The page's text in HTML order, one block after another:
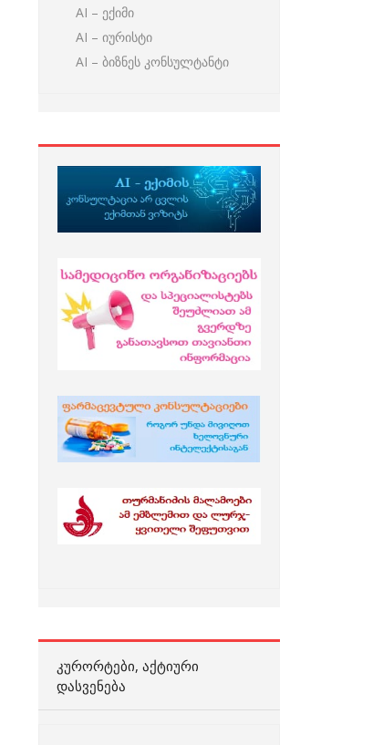
AI – ექიმი
AI – იურისტი
AI – ბიზნეს კონსულტანტი
ᲙᲣᲠᲝᲠᲢᲔᲑᲘ, ᲐᲥᲢᲘᲣᲠᲘ
ᲓᲐᲡᲕᲔᲜᲔᲑᲐ